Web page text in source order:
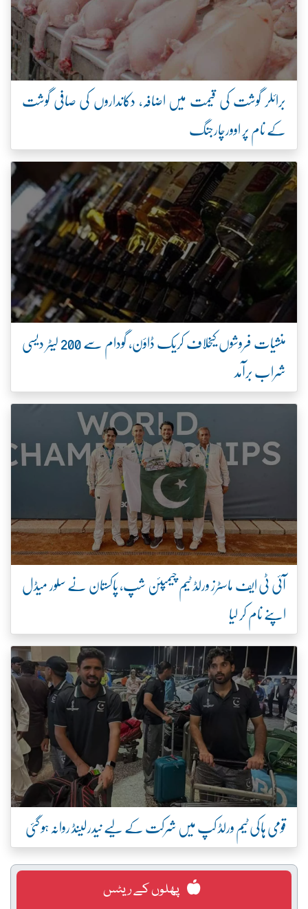
برائلر گوشت کی قیمت میں اضافہ، دکانداروں کی صافی گوشت
کے نام پر اوورچارجنگ
منشیات فروشوں کیخلاف کریک ڈاؤن، گودام سے 200 لیٹر دیسی
شراب برآمد
آئی ٹی ایف ماسٹرز ورلڈ ٹیم چیمپئن شپ، پاکستان نے سلور میڈل
اپنے نام کر لیا
قومی ہاکی ٹیم ورلڈ کپ میں شرکت کے لیے نیدرلینڈ روانہ ہو گئی
پھلوں کے ریٹس